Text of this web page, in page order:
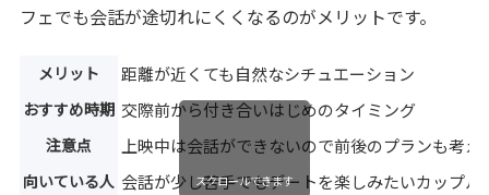
フェでも会話が途切れにくくなるのがメリットです。
メリット 距離が近くても自然なシチュエーション
おすすめ時期 交際前から付き合いはじめのタイミング
注意点 上映中は会話ができないので前後のプランも考え
向いている人 会話が少し苦手でもデートを楽しみたいカップル
スクロールできます